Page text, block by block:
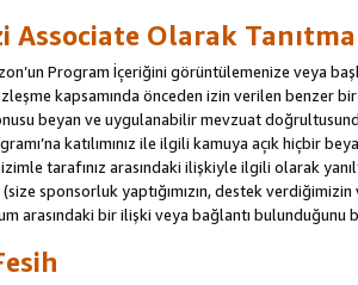
Associate Olarak
Program İçeriğini görüntülemenize veya
kapsamında önceden izin verilen benzer
beyan ve uygulanabilir mevzuat
katılımınız ile ilgili kamuya açık hiçbir
tarafınız arasındaki ilişkiyle ilgili olarak
sponsorluk yaptığımızın, destek
arasındaki bir ilişki veya bağlantı bulunduğunu